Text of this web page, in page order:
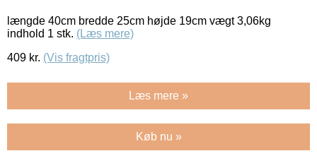
længde 40cm bredde 25cm højde 19cm vægt 3,06kg
indhold 1 stk. (Læs mere)
409 kr. (Vis fragtpris)
Læs mere »
Køb nu »